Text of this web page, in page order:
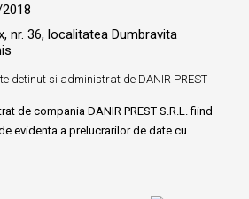
nr. 36, localitatea Dumbravita
detinut si administrat de DANIR PREST
de compania DANIR PREST S.R.L. fiind
evidenta a prelucrarilor de date cu